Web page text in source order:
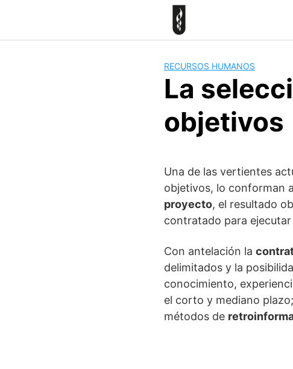
RECURSOS HUMANOS
La
objetivos
Una de las vertientes
objetivos, lo conforman
proyecto, el resultado
contratado para
Con antelación la
delimitados y la
conocimiento,
el corto y mediano
métodos de